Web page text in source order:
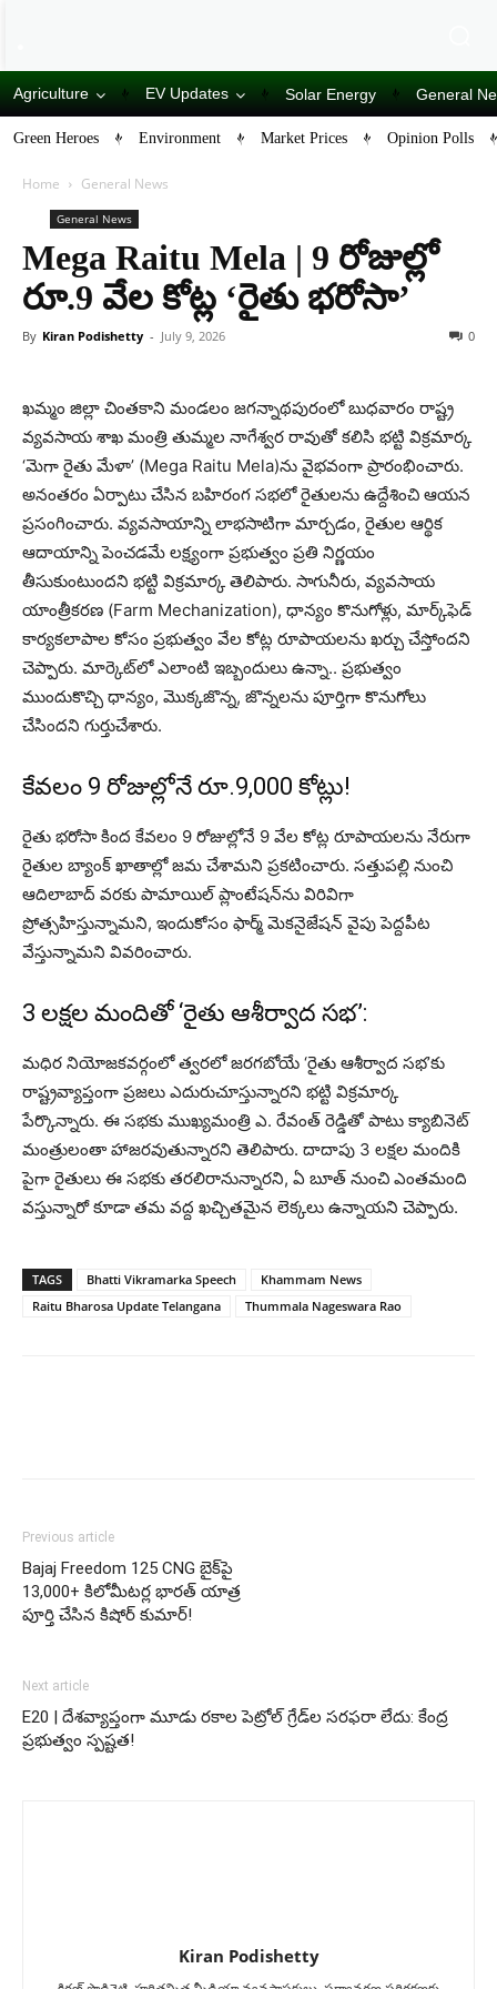
Agriculture EV Updates Solar Energy General
Green Heroes Environment Market Prices Opinion Polls
Home General News
General News
Mega Raitu Mela | 9 రోజుల్లో
రూ.9 వేల కోట్ల ‘రైతు భరోసా’
By Kiran Podishetty - July 9, 2026 0
ఖమ్మం జిల్లా చింతకాని మండలం జగన్నాథపురంలో బుధవారం రాష్ట్ర
వ్యవసాయ శాఖ మంత్రి తుమ్మల నాగేశ్వర రావుతో కలిసి భట్టి విక్రమార్క
‘మెగా రైతు మేళా’ (Mega Raitu Mela)ను వైభవంగా ప్రారంభించారు.
అనంతరం ఏర్పాటు చేసిన బహిరంగ సభలో రైతులను ఉద్దేశించి ఆయన
ప్రసంగించారు. వ్యవసాయాన్ని లాభసాటిగా మార్చడం, రైతుల ఆర్థిక
ఆదాయాన్ని పెంచడమే లక్ష్యంగా ప్రభుత్వం ప్రతి నిర్ణయం
తీసుకుంటుందని భట్టి విక్రమార్క తెలిపారు. సాగునీరు, వ్యవసాయ
యాంత్రీకరణ (Farm Mechanization), ధాన్యం కొనుగోళ్లు, మార్క్‌ఫెడ్
కార్యకలాపాల కోసం ప్రభుత్వం వేల కోట్ల రూపాయలను ఖర్చు చేస్తోందని
చెప్పారు. మార్కెట్‌లో ఎలాంటి ఇబ్బందులు ఉన్నా.. ప్రభుత్వం
ముందుకొచ్చి ధాన్యం, మొక్కజొన్న, జొన్నలను పూర్తిగా కొనుగోలు
చేసిందని గుర్తుచేశారు.
కేవలం 9 రోజుల్లోనే రూ.9,000 కోట్లు!
రైతు భరోసా కింద కేవలం 9 రోజుల్లోనే 9 వేల కోట్ల రూపాయలను నేరుగా
రైతుల బ్యాంక్ ఖాతాల్లో జమ చేశామ‌ని ప్రకటించారు. సత్తుపల్లి నుంచి
ఆదిలాబాద్ వరకు పామాయిల్ ప్లాంటేషన్‌ను విరివిగా
ప్రోత్సహిస్తున్నామని, ఇందుకోసం ఫార్మ్ మెకనైజేషన్ వైపు పెద్దపీట
వేస్తున్నామని వివరించారు.
3 లక్షల మందితో ‘రైతు ఆశీర్వాద సభ’:
మధిర నియోజకవర్గంలో త్వరలో జరగబోయే ‘రైతు ఆశీర్వాద సభ’కు
రాష్ట్రవ్యాప్తంగా ప్రజలు ఎదురుచూస్తున్నారని భట్టి విక్రమార్క
పేర్కొన్నారు. ఈ సభకు ముఖ్యమంత్రి ఎ. రేవంత్ రెడ్డితో పాటు క్యాబినెట్
మంత్రులంతా హాజరవుతున్నారని తెలిపారు. దాదాపు 3 లక్షల మందికి
పైగా రైతులు ఈ సభకు తరలిరానున్నారని, ఏ బూత్ నుంచి ఎంతమంది
వస్తున్నారో కూడా తమ వద్ద ఖచ్చితమైన లెక్కలు ఉన్నాయని చెప్పారు.
TAGS Bhatti Vikramarka Speech
Khammam News
Raitu Bharosa Update Telangana
Thummala Nageswara Rao
Previous article
Bajaj Freedom 125 CNG బైక్‌పై
13,000+ కిలోమీటర్ల భారత్ యాత్ర
పూర్తి చేసిన కిషోర్ కుమార్!
Next article
E20 | దేశవ్యాప్తంగా మూడు రకాల పెట్రోల్ గ్రేడ్‌ల సరఫరా లేదు: కేంద్ర
ప్రభుత్వం స్పష్టత!
Kiran Podishetty